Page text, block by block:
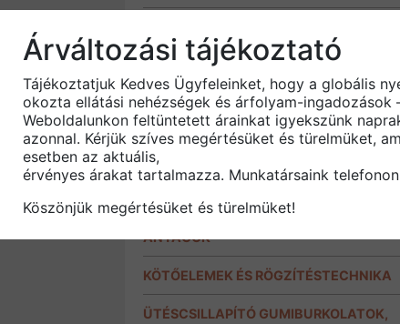
ONDULINE BITUMENES HULLÁMLEMEZ
FAHÁZÉPÍTŐ ELEMEK
SZIGETELŐ ANYAGOK, FÓLIÁK
REMMERS FAÁPOLÓ OLAJOK
MILESI FESTÉK ÉS FELÜLETKEZELŐ
ANYAGOK
KÖTŐELEMEK ÉS RÖGZÍTÉSTECHNIKA
ÜTÉSCSILLAPÍTÓ GUMIBURKOLATOK,
Árváltozási tájékoztató
Tájékoztatjuk Kedves Ügyfeleinket, hogy a globális
okozta ellátási nehézségek és árfolyam-
Weboldalunkon feltüntetett árainkat igyekszünk
azonnal. Kérjük szíves megértésüket és türelmüket,
esetben az aktuális,
érvényes árakat tartalmazza. Munkatársaink
Köszönjük megértésüket és türelmüket!